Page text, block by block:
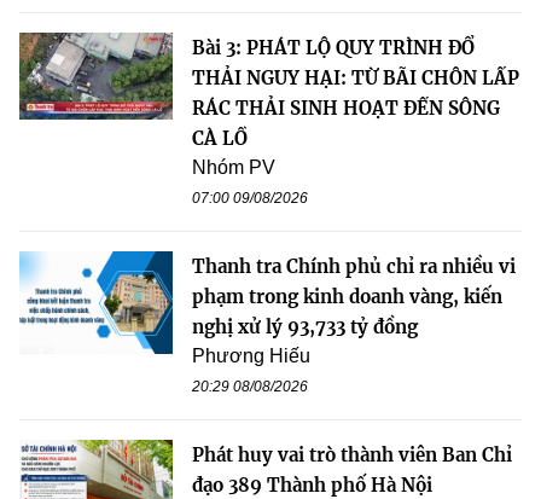
Bài 3: PHÁT LỘ QUY TRÌNH ĐỔ
THẢI NGUY HẠI: TỪ BÃI CHÔN LẤP
RÁC THẢI SINH HOẠT ĐẾN SÔNG
CÀ LỒ
Nhóm PV
07:00 09/08/2026
Thanh tra Chính phủ chỉ ra nhiều vi
phạm trong kinh doanh vàng, kiến
nghị xử lý 93,733 tỷ đồng
Phương Hiếu
20:29 08/08/2026
Phát huy vai trò thành viên Ban Chỉ
đạo 389 Thành phố Hà Nội